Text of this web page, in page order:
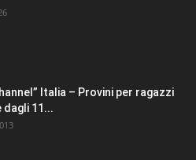
Italia – Provini per ragazzi
dagli 11...